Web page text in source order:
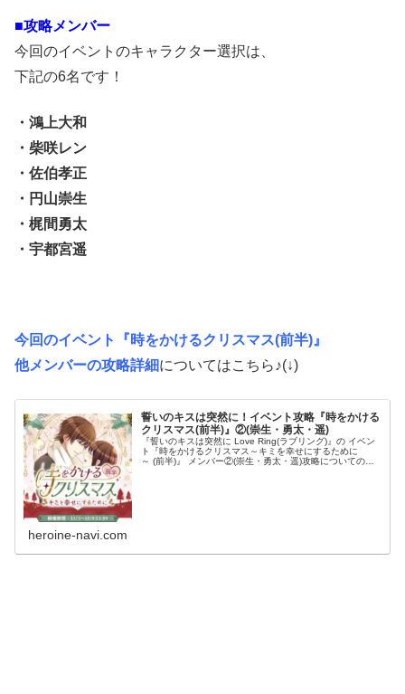
■攻略メンバー
今回のイベントのキャラクター選択は、
下記の6名です！
・鴻上大和
・柴咲レン
・佐伯孝正
・円山崇生
・梶間勇太
・宇都宮遥
今回のイベント『時をかけるクリスマス(前半)』
他メンバーの攻略詳細についてはこちら♪(↓)
誓いのキスは突然に！イベント攻略『時をかける
クリスマス(前半)』②(崇生・勇太・遥)
『誓いのキスは突然に Love Ring(ラブリング)』の イベン
ト『時をかけるクリスマス～キミを幸せにするために
～ (前半)』 メンバー②(崇生・勇太・遥)攻略についてのま
heroine-navi.com